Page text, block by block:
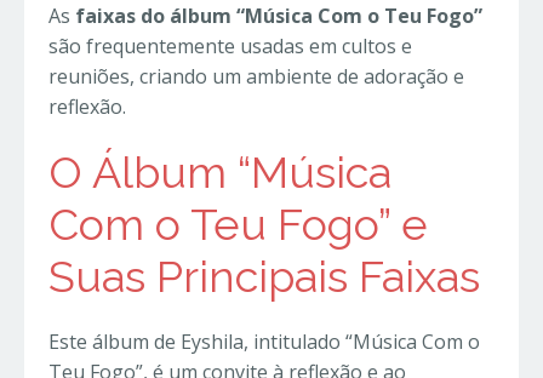
As faixas do álbum “Música Com o Teu Fogo”
são frequentemente usadas em cultos e
reuniões, criando um ambiente de adoração e
reflexão.
O Álbum “Música
Com o Teu Fogo” e
Suas Principais Faixas
Este álbum de Eyshila, intitulado “Música Com o
Teu Fogo”, é um convite à reflexão e ao